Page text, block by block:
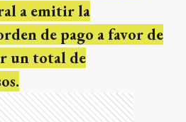
a emitir la
de pago a favor de
un total de